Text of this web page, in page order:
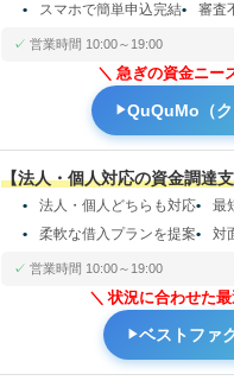
スマホで簡単申込完結
審査
営業時間 10:00～19:00
急ぎの資金ニー
QuQuMo（
【法人・個人対応の資金調達
法人・個人どちらも対応
最
柔軟な借入プランを提案
対
営業時間 10:00～19:00
状況に合わせた
ベストファ